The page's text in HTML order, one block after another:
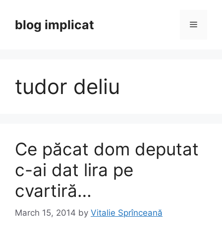
contentblog implicat Menu
tudor deliu
Ce păcat dom deputat
c-ai dat lira pe
cvartiră…
March 15, 2014 by Vitalie Sprînceană